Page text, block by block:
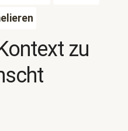
zu